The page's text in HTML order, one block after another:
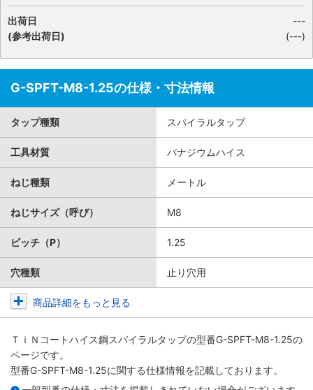
出荷日
(参考出荷日)
---
(---)
G-SPFT-M8-1.25の仕様・寸法情報
タップ種類 スパイラルタップ
工具材質 バナジウムハイス
ねじ種類 メートル
ねじサイズ（呼び） M8
ピッチ（P） 1.25
穴種類 止り穴用
商品詳細をもっと見る
ＴｉＮコートハイス鋼スパイラルタップの型番G-SPFT-M8-1.25の
ページです。
型番G-SPFT-M8-1.25に関する仕様情報を記載しております。